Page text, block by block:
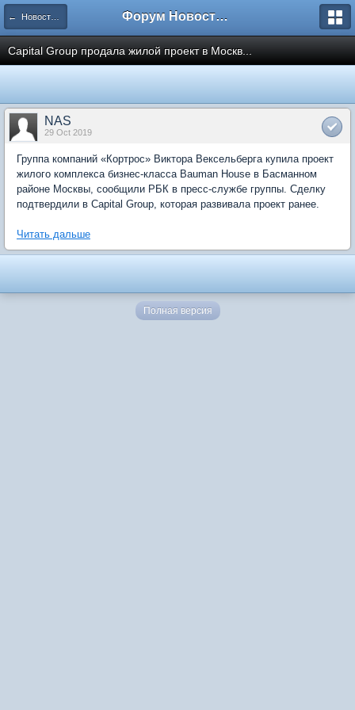
← Новости рынка недвижимости Форум Новостройки
Capital Group продала жилой проект в Москв...
NAS
29 Oct 2019
Группа компаний «Кортрос» Виктора Вексельберга купила проект
жилого комплекса бизнес-класса Bauman House в Басманном
районе Москвы, сообщили РБК в пресс-службе группы. Сделку
подтвердили в Capital Group, которая развивала проект ранее.
Читать дальше
Полная версия